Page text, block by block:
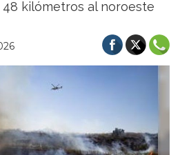
kilómetros al noroeste